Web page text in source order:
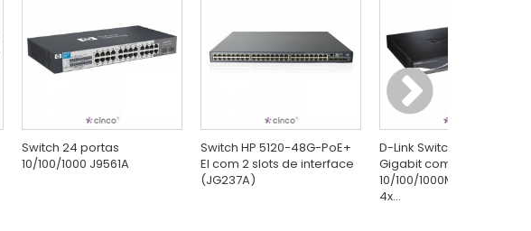
Switch 24 portas
10/100/1000 J9561A
Switch HP 5120-48G-PoE+
EI com 2 slots de interface
(JG237A)
D-Link Switch Gerenciável
Gigabit com 24x
10/100/1000Mbps RJ45 +
4x...